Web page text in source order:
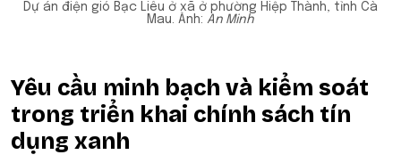
Dự án điện gió Bạc Liêu ở xã ở phường Hiệp Thành, tỉnh Cà
Mau. Ảnh: An Minh
Yêu cầu minh bạch và kiểm soát
trong triển khai chính sách tín
dụng xanh